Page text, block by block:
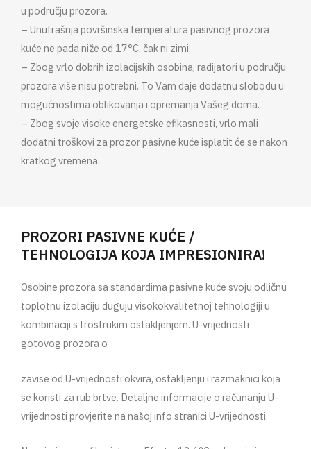
u području prozora.
– Unutrašnja površinska temperatura pasivnog prozora
kuće ne pada niže od 17°C, čak ni zimi.
– Zbog vrlo dobrih izolacijskih osobina, radijatori u području
prozora više nisu potrebni. To Vam daje dodatnu slobodu u
mogućnostima oblikovanja i opremanja Vašeg doma.
– Zbog svoje visoke energetske efikasnosti, vrlo mali
dodatni troškovi za prozor pasivne kuće isplatit će se nakon
kratkog vremena.
PROZORI PASIVNE KUĆE /
TEHNOLOGIJA KOJA IMPRESIONIRA!
Osobine prozora sa standardima pasivne kuće svoju odličnu
toplotnu izolaciju duguju visokokvalitetnoj tehnologiji u
kombinaciji s trostrukim ostakljenjem. U-vrijednosti
gotovog prozora o
zavise od U-vrijednosti okvira, ostakljenju i razmaknici koja
se koristi za rub brtve. Detaljne informacije o računanju U-
vrijednosti provjerite na našoj info stranici U-vrijednosti.